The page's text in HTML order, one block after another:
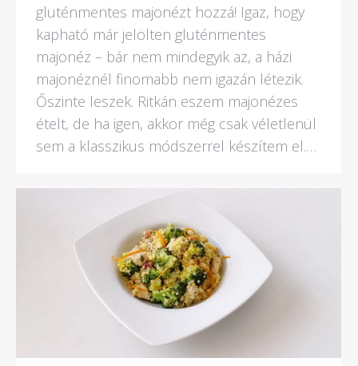
gluténmentes majonézt hozzá! Igaz, hogy
kapható már jelölten gluténmentes
majonéz – bár nem mindegyik az, a házi
majonéznél finomabb nem igazán létezik.
Őszinte leszek. Ritkán eszem majonézes
ételt, de ha igen, akkor még csak véletlenül
sem a klasszikus módszerrel készítem el.…